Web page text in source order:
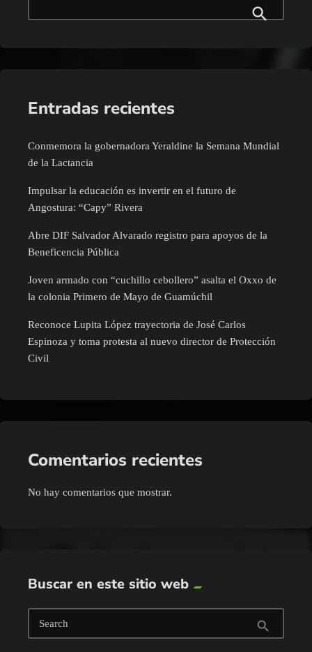
Entradas recientes
Conmemora la gobernadora Yeraldine la Semana Mundial
de la Lactancia
Impulsar la educación es invertir en el futuro de
Angostura: “Capy” Rivera
Abre DIF Salvador Alvarado registro para apoyos de la
Beneficencia Pública
Joven armado con “cuchillo cebollero” asalta el Oxxo de
la colonia Primero de Mayo de Guamúchil
Reconoce Lupita López trayectoria de José Carlos
Espinoza y toma protesta al nuevo director de Protección
Civil
Comentarios recientes
No hay comentarios que mostrar.
Buscar en este sitio web
Search search